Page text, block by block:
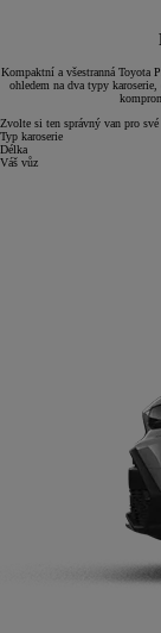
Kompaktní a všestranná Toyota
ohledem na dva typy
Zvolte si ten správný van pro své
Typ karoserie
Délka
Váš vůz